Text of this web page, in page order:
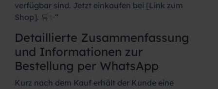
verfügbar sind. Jetzt einkaufen bei [Link zum
Shop]. 🛒✨“
Detaillierte Zusammenfassung
und Informationen zur
Bestellung per WhatsApp
Kurz nach dem Kauf erhält der Kunde eine